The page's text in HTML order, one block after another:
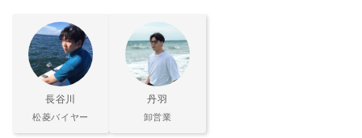
長谷川
松菱バイヤー
丹羽
卸営業